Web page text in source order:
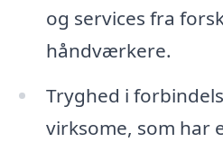
og services fra
håndværkere.
Tryghed i
virksome, som har